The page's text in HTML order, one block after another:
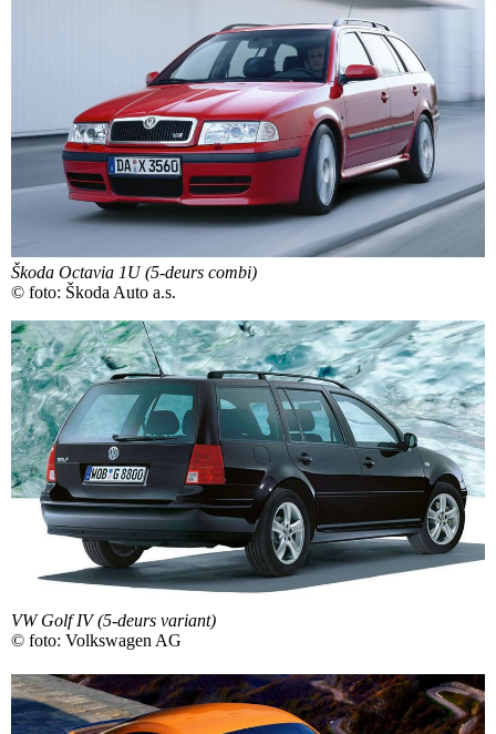
Škoda Octavia 1U (5-deurs combi)
© foto: Škoda Auto a.s.
VW Golf IV (5-deurs variant)
© foto: Volkswagen AG